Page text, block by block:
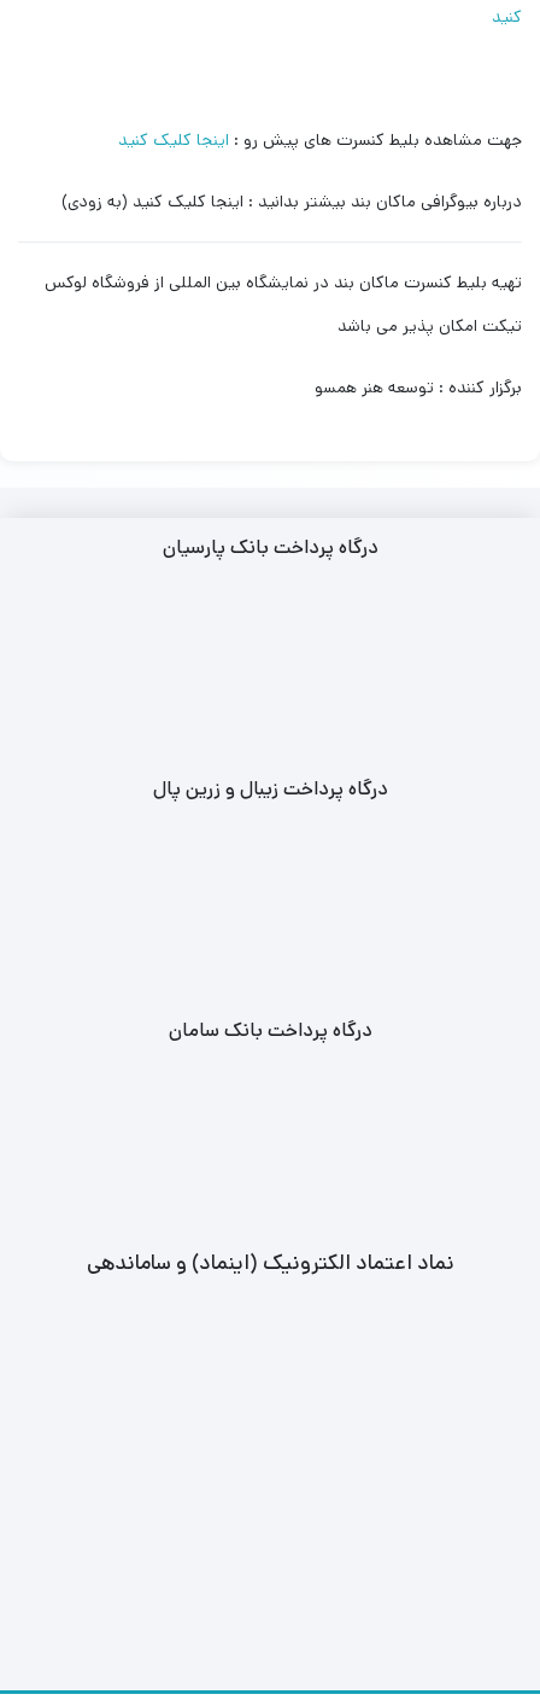
کنید
جهت مشاهده بلیط کنسرت های پیش رو : اینجا کلیک کنید
درباره بیوگرافی ماکان بند بیشتر بدانید : اینجا کلیک کنید (به زودی)
تهیه بلیط کنسرت ماکان بند در نمایشگاه بین المللی از فروشگاه لوکس
تیکت امکان پذیر می باشد
برگزار کننده : توسعه هنر همسو
درگاه پرداخت بانک پارسیان
درگاه پرداخت زیبال و زرین پال
درگاه پرداخت بانک سامان
نماد اعتماد الکترونیک (اینماد) و ساماندهی